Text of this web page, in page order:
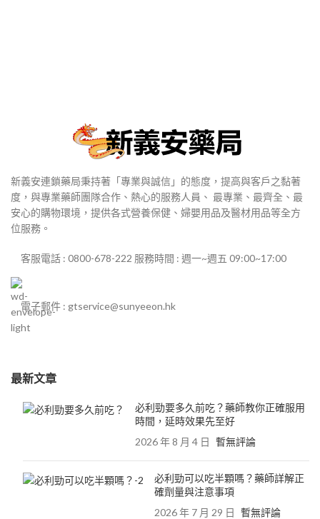
新義安連鎖藥局秉持著「專業與誠信」的態度，提高與客戶之黏著
度，與專業藥師團隊合作、熱心的服務人員、 最專業、最齊全、最
安心的購物環境，提供各式營養保健、婦嬰用品及醫材用品等全方
位服務。
客服電話 : 0800-678-222 服務時間 : 週一~週五 09:00~17:00
電子郵件 : gtservice@sunyeeon.hk
最新文章
必利勁要多久前吃？藥師教你正確服用
時間，延時效果先至好
2026 年 8 月 4 日 暫無評論
必利勁可以吃半顆嗎？藥師詳解正
確劑量與注意事項
2026 年 7 月 29 日 暫無評論